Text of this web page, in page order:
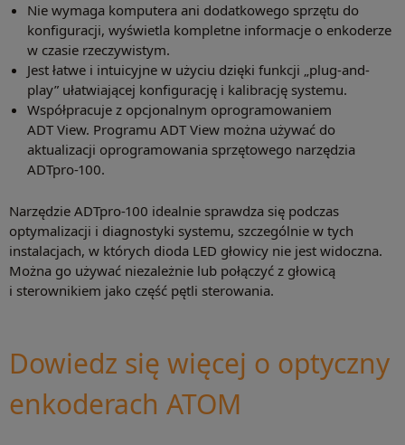
Nie wymaga komputera ani dodatkowego sprzętu do
konfiguracji, wyświetla kompletne informacje o enkoderze
w czasie rzeczywistym.
Jest łatwe i intuicyjne w użyciu dzięki funkcji „plug-and-
play” ułatwiającej konfigurację i kalibrację systemu.
Współpracuje z opcjonalnym oprogramowaniem
ADT View. Programu ADT View można używać do
aktualizacji oprogramowania sprzętowego narzędzia
ADTpro-100.
Narzędzie ADTpro-100 idealnie sprawdza się podczas
optymalizacji i diagnostyki systemu, szczególnie w tych
instalacjach, w których dioda LED głowicy nie jest widoczna.
Można go używać niezależnie lub połączyć z głowicą
i sterownikiem jako część pętli sterowania.
Dowiedz się więcej o optyczny
enkoderach ATOM